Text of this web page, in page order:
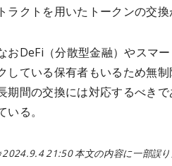
トラクトを用いたトークンの交換
おDeFi（分散型金融）やスマ
している保有者もいるため無
期間の交換には対応するべき
いる。
21:50 本文の内容に一部誤